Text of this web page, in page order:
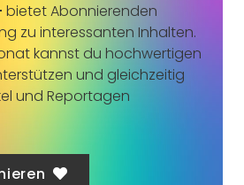
bietet Abonnierenden
zu interessanten Inhalten.
kannst du hochwertigen
und gleichzeitig
und Reportagen